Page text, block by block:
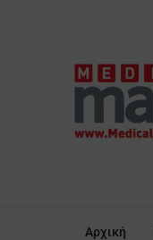
Αρχική